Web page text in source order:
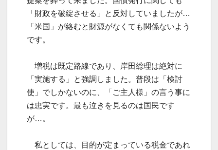
「財政を破綻させる」と反対していましたが…
「米国」が絡むと財源がなくても関係ないよう
です。
増税は既定路線であり、岸田総理は絶対に
「実施する」と強調しました。普段は「検討
使」でしかないのに、「ご主人様」の言う事に
は忠実です。最も泣きを見るのは国民です
が…。
私としては、目的が定まっている税金であれ